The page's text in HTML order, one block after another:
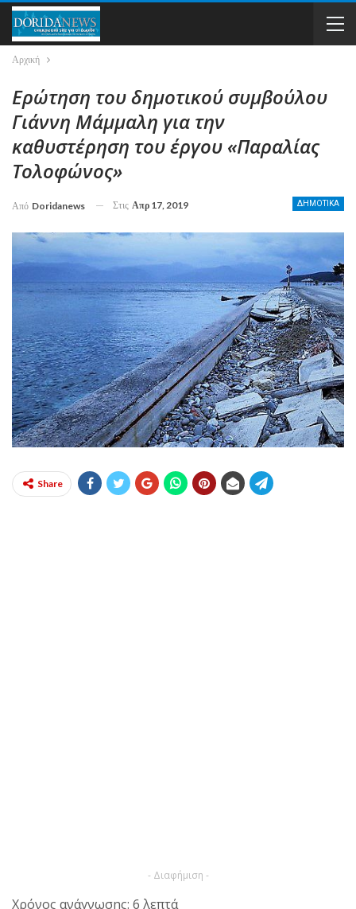
Αρχική
Ερώτηση του δημοτικού συμβούλου
Γιάννη Μάμμαλη για την
καθυστέρηση του έργου «Παραλίας
Τολοφώνος»
ΔΗΜΟΤΙΚΑ
Από Doridanews Στις Απρ 17, 2019
Share
- Διαφήμιση -
Χρόνος ανάγνωσης: 6 λεπτά